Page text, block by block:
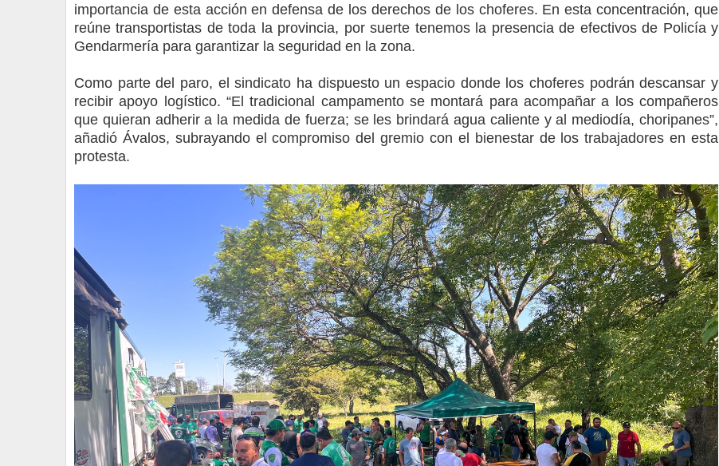
importancia de esta acción en defensa de los derechos de los choferes. En esta concentración, que
reúne transportistas de toda la provincia, por suerte tenemos la presencia de efectivos de Policía y
Gendarmería para garantizar la seguridad en la zona.
Como parte del paro, el sindicato ha dispuesto un espacio donde los choferes podrán descansar y
recibir apoyo logístico. “El tradicional campamento se montará para acompañar a los compañeros
que quieran adherir a la medida de fuerza; se les brindará agua caliente y al mediodía, choripanes”,
añadió Ávalos, subrayando el compromiso del gremio con el bienestar de los trabajadores en esta
protesta.